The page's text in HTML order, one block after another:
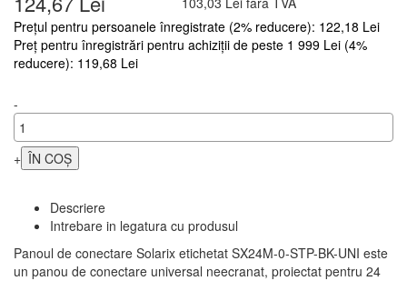
Prețul pentru persoanele înregistrate (2% reducere): 122,18 Lei
Preț pentru înregistrări pentru achiziții de peste 1 999 Lei (4%
reducere): 119,68 Lei
-
+
Descriere
Intrebare in legatura cu produsul
Panoul de conectare Solarix etichetat SX24M-0-STP-BK-UNI este
un panou de conectare universal neecranat, proiectat pentru 24